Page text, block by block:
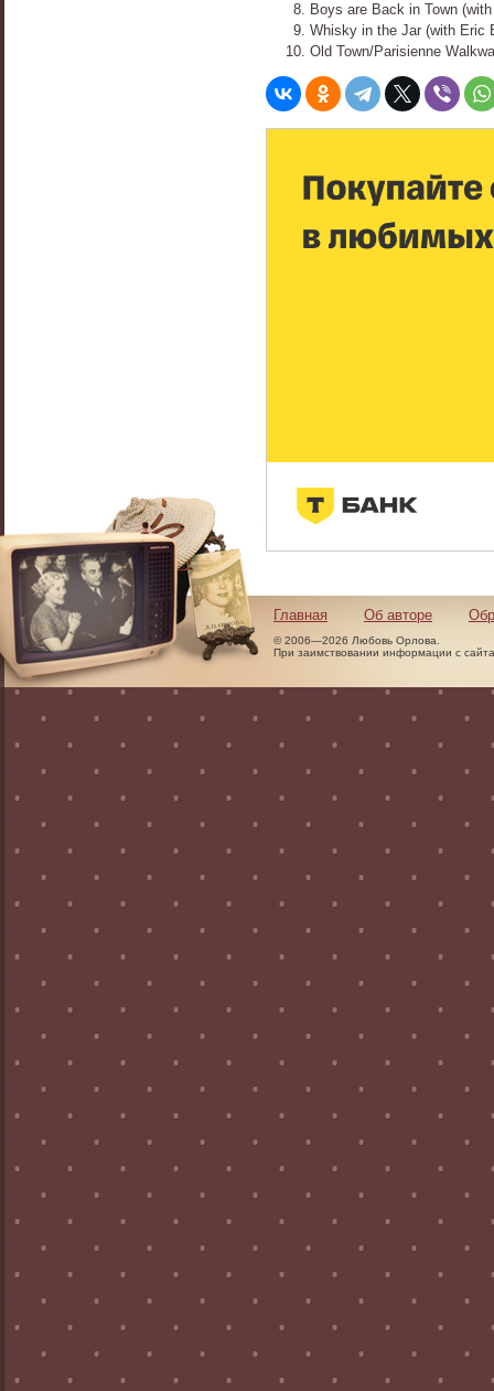
Boys are Back in Town
Whisky in the Jar (with Eric
Old Town/Parisienne
Главная Об авторе
© 2006—2026 Любовь Орлова.
При заимствовании информации с